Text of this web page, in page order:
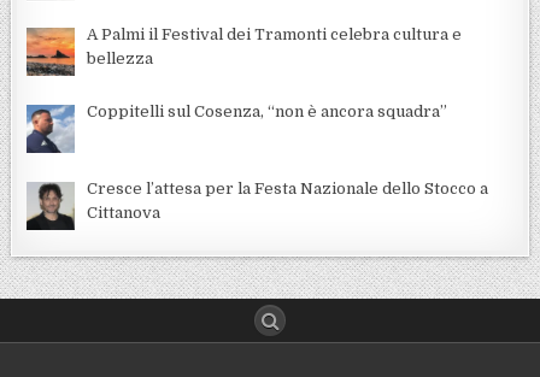
A Palmi il Festival dei Tramonti celebra cultura e
bellezza
Coppitelli sul Cosenza, “non è ancora squadra”
Cresce l’attesa per la Festa Nazionale dello Stocco a
Cittanova